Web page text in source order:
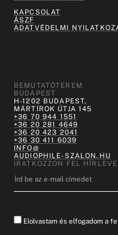
KAPCSOLAT
ÁSZF
ADATVÉDELMI
BEMUTATÓTEREM
BUDAPEST
H-1202 BUDAPEST,
MÁRTÍROK ÚTJA 145
+36 70 944 1551
+36 20 281 4649
+36 20 423 2041
+36 30 411 6039
INFO@
AUDIOPHILE-SZALON.HU
IRATKOZZON FEL
Elolvastam és elfogadom a